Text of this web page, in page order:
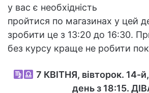
у вас є необхідність
пройтися по магазинах у цей
зробити це з 13:20 до 16:30.
без курсу краще не робити
7 КВІТНЯ, вівторок. 14-
день з 18:15.